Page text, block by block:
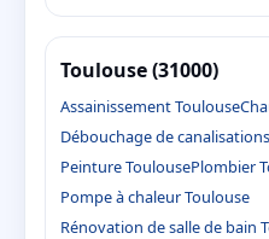
Toulouse (31000)
Assainissement Toulouse
Débouchage de
Peinture ToulousePlombier
Pompe à chaleur Toulouse
Rénovation de salle de bain